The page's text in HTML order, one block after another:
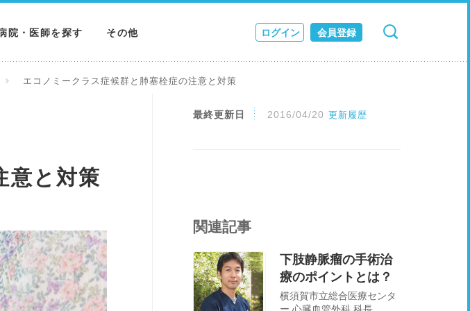
院・医師を探す その他 ログイン 会員登録
検索 キャンセル
エコノミークラス症候群と肺塞栓症の注意と対策
意と対策
最終更新日 2016/04/20 更新履歴
関連記事
下肢静脈瘤の手術治
療のポイントとは？
横須賀市立総合医療センタ